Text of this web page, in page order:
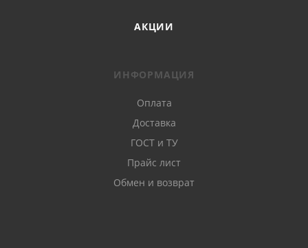
АКЦИИ
ИНФОРМАЦИЯ
Оплата
Доставка
ГОСТ и ТУ
Прайс лист
Обмен и возврат